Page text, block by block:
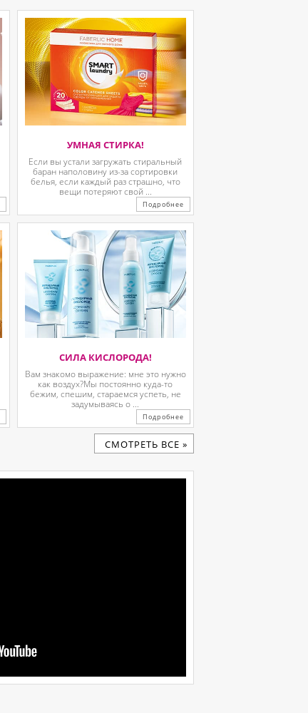
УМНАЯ СТИРКА!
Если вы устали загружать стиральный
баран наполовину из-за сортировки
белья, если каждый раз страшно, что
вещи потеряют свой ...
Подробнее
СИЛА КИСЛОРОДА!
Вам знакомо выражение: мне это нужно
как воздух?Мы постоянно куда-то
бежим, спешим, стараемся успеть, не
задумываясь о ...
Подробнее
CМОТРЕТЬ ВСЕ »